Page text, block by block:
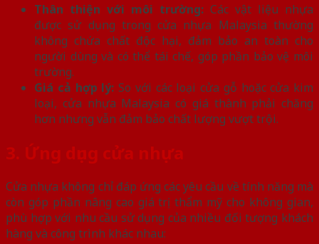
Thân thiện với môi trường: Các vật liệu nhựa
được sử dụng trong cửa nhựa Malaysia thường
không chứa chất độc hại, đảm bảo an toàn cho
người dùng và có thể tái chế, góp phần bảo vệ môi
trường.
Giá cả hợp lý: So với các loại cửa gỗ hoặc cửa kim
loại, cửa nhựa Malaysia có giá thành phải chăng
hơn nhưng vẫn đảm bảo chất lượng vượt trội.
3. Ứng dụng cửa nhựa
Cửa nhựa không chỉ đáp ứng các yêu cầu về tính năng mà
còn góp phần nâng cao giá trị thẩm mỹ cho không gian,
phù hợp với nhu cầu sử dụng của nhiều đối tượng khách
hàng và công trình khác nhau: